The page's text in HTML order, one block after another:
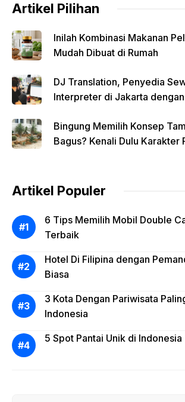
Artikel Pilihan
Inilah Kombinasi Makanan
Mudah Dibuat di Rumah
DJ Translation, Penyedia
Interpreter di Jakarta
Bingung Memilih Konsep
Bagus? Kenali Dulu Karakter
Artikel Populer
6 Tips Memilih Mobil Double
Terbaik
Hotel Di Filipina dengan
Biasa
3 Kota Dengan Pariwisata
Indonesia
5 Spot Pantai Unik di Indonesia